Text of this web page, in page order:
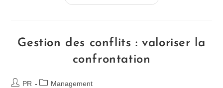
Gestion des conflits : valoriser la
confrontation
PR Management